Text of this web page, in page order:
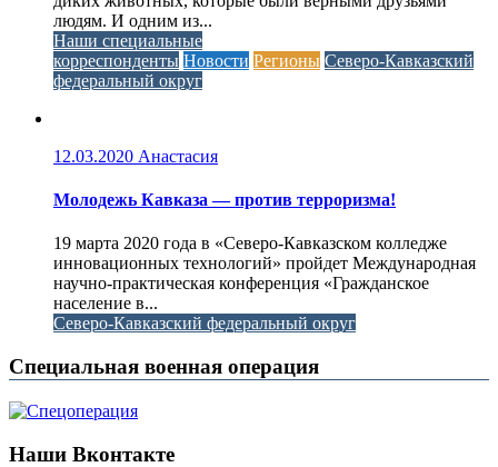
людям. И одним из...
Наши специальные
корреспонденты Новости Регионы Северо-Кавказский
федеральный округ
12.03.2020 Анастасия
Молодежь Кавказа — против терроризма!
19 марта 2020 года в «Северо-Кавказском колледже
инновационных технологий» пройдет Международная
научно-практическая конференция «Гражданское
население в...
Северо-Кавказский федеральный округ
Специальная военная операция
Наши Вконтакте